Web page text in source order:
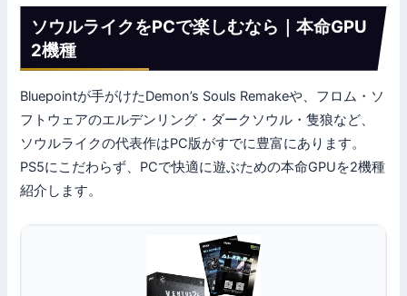
ソウルライクをPCで楽しむなら｜本命GPU
2機種
Bluepointが手がけたDemon’s Souls Remakeや、フロム・ソ
フトウェアのエルデンリング・ダークソウル・隻狼など、
ソウルライクの代表作はPC版がすでに豊富にあります。
PS5にこだわらず、PCで快適に遊ぶための本命GPUを2機種
紹介します。